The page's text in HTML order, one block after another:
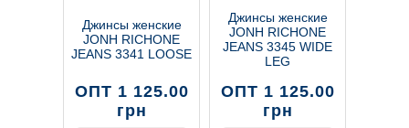
Джинсы женские
JONH RICHONE
JEANS 3341 LOOSE
ОПТ 1 125.00
грн
Джинсы женские
JONH RICHONE
JEANS 3345 WIDE
LEG
ОПТ 1 125.00
грн